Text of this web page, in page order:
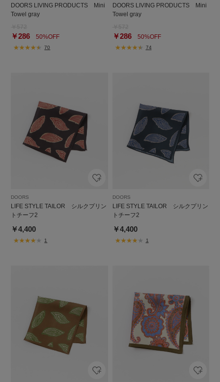
DOORS LIVING PRODUCTS Mini
Towel gray
￥286 50%OFF
70
DOORS LIVING PRODUCTS Mini
Towel gray
￥28650%OFF
74
DOORS
LIFE STYLE TAILOR シルクプリン
トチーフ2
￥4,400
1
DOORS
LIFE STYLE TAILOR シルクプリン
トチーフ2
￥4,400
1